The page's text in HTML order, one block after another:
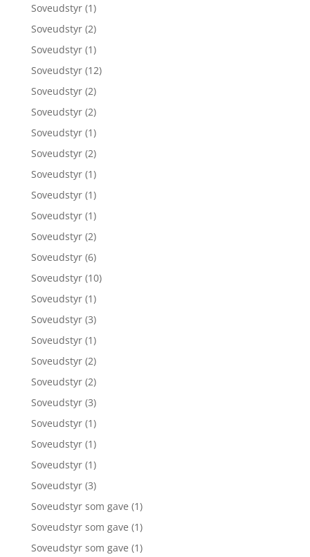
Soveudstyr (1)
Soveudstyr (2)
Soveudstyr (1)
Soveudstyr (12)
Soveudstyr (2)
Soveudstyr (2)
Soveudstyr (1)
Soveudstyr (2)
Soveudstyr (1)
Soveudstyr (1)
Soveudstyr (1)
Soveudstyr (2)
Soveudstyr (6)
Soveudstyr (10)
Soveudstyr (1)
Soveudstyr (3)
Soveudstyr (1)
Soveudstyr (2)
Soveudstyr (2)
Soveudstyr (3)
Soveudstyr (1)
Soveudstyr (1)
Soveudstyr (1)
Soveudstyr (3)
Soveudstyr som gave (1)
Soveudstyr som gave (1)
Soveudstyr som gave (1)